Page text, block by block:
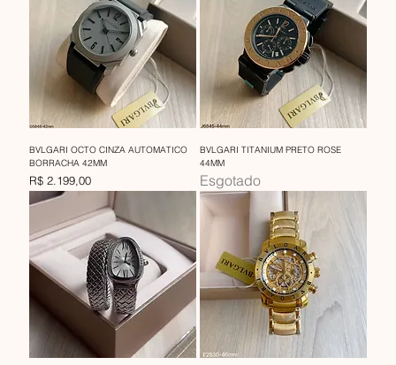
BVLGARI OCTO CINZA AUTOMATICO
BORRACHA 42MM
Preço
R$ 2.199,00
BVLGARI TITANIUM PRETO ROSE
44MM
Esgotado